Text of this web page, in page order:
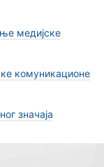
медијске
комуникационе
значаја